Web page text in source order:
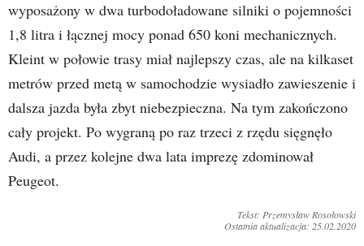
wyposażony w dwa turbodoładowane silniki o pojemności
1,8 litra i łącznej mocy ponad 650 koni mechanicznych.
Kleint w połowie trasy miał najlepszy czas, ale na kilkaset
metrów przed metą w samochodzie wysiadło zawieszenie i
dalsza jazda była zbyt niebezpieczna. Na tym zakończono
cały projekt. Po wygraną po raz trzeci z rzędu sięgnęło
Audi, a przez kolejne dwa lata imprezę zdominował
Peugeot.
Tekst: Przemysław Rosołowski
Ostatnia aktualizacja: 25.02.2020